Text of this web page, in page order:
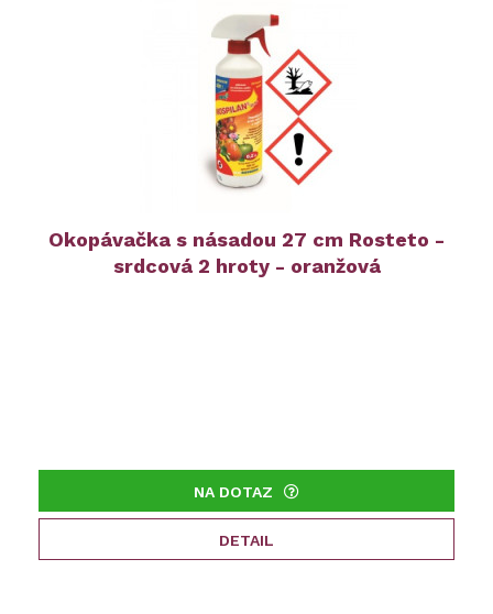
Okopávačka s násadou 27 cm Rosteto -
srdcová 2 hroty - oranžová
NA DOTAZ
DETAIL